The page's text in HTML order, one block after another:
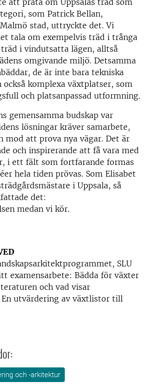
att prata om Uppsalas träd som
som Patrick Bellan,
stad, uttryckte det. Vi
tala om exempelvis träd i trånga
i vindutsatta lägen, alltså
omgivande miljö. Detsamma
de är inte bara tekniska
också komplexa växtplatser, som
och platsanpassad utformning.
gemensamma budskap var
lösningar kräver samarbete,
mod att prova nya vägar. Det är
och inspirerande att få vara med
i ett fält som fortfarande formas
hela tiden prövas. Som Elisabet
i Uppsala, så
det:
medan vi kör.
SLU
examensarbete: Bädda för växter
och vad visar
En utvärdering av växtlistor till
och -arkitektur